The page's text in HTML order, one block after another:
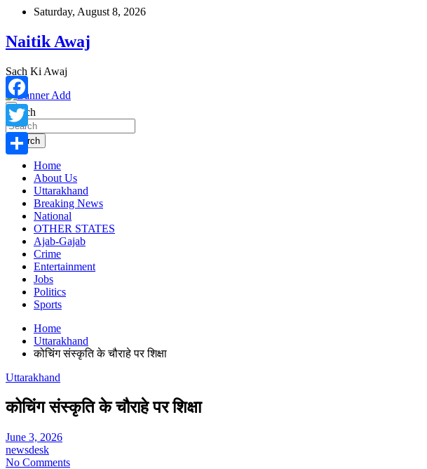
Skip
content
Saturday, August 8, 2026
Naitik Awaj
Sach Ki Awaj
Search
Search
Home
About Us
Uttarakhand
Breaking News
National
OTHER STATES
Ajab-Gajab
Crime
Entertainment
Jobs
Politics
Sports
Home
Uttarakhand
कोचिंग संस्कृति के चौराहे पर शिक्षा
Uttarakhand
कोचिंग संस्कृति के चौराहे पर शिक्षा
June 3, 2026
newsdesk
No Comments
Facebook
Twitter
Share